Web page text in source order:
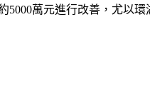
萬元進行改善，尤以環